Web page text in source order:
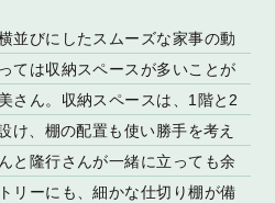
並びにしたスムーズな家事の動
ては収納スペースが多いことが
さん。収納スペースは、1階と2
け、棚の配置も使い勝手を考え
と隆行さんが一緒に立っても余
リーにも、細かな仕切り棚が備